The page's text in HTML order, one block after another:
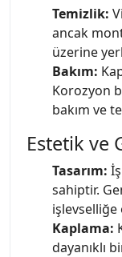
Temizlik:
ancak
üzerine
Bakım:
Korozyon
bakım ve
Estetik ve
Tasarım:
sahiptir.
işlevselliğe
Kaplama:
dayanıklı